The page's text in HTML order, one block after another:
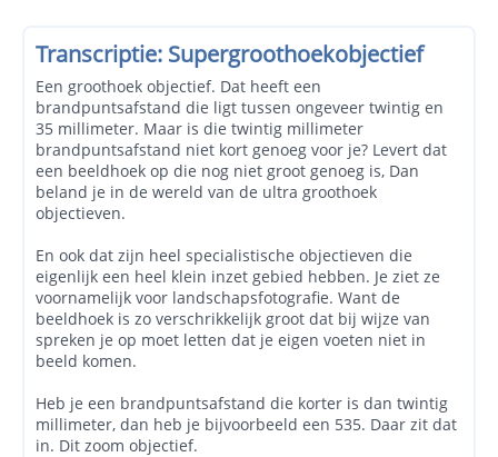
Transcriptie: Supergroothoekobjectief
Een groothoek objectief. Dat heeft een
brandpuntsafstand die ligt tussen ongeveer twintig en
35 millimeter. Maar is die twintig millimeter
brandpuntsafstand niet kort genoeg voor je? Levert dat
een beeldhoek op die nog niet groot genoeg is, Dan
beland je in de wereld van de ultra groothoek
objectieven.
En ook dat zijn heel specialistische objectieven die
eigenlijk een heel klein inzet gebied hebben. Je ziet ze
voornamelijk voor landschapsfotografie. Want de
beeldhoek is zo verschrikkelijk groot dat bij wijze van
spreken je op moet letten dat je eigen voeten niet in
beeld komen.
Heb je een brandpuntsafstand die korter is dan twintig
millimeter, dan heb je bijvoorbeeld een 535. Daar zit dat
in. Dit zoom objectief.